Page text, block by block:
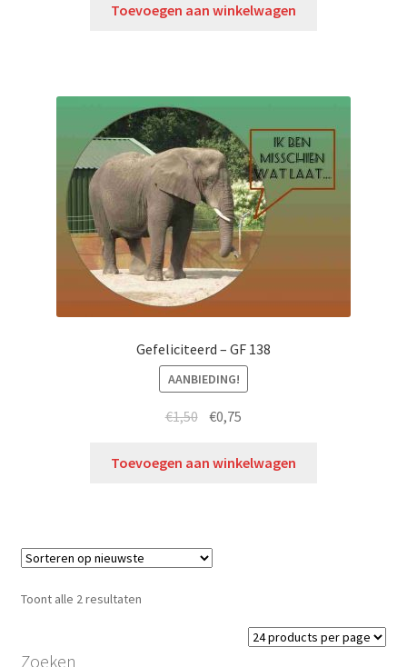
Toevoegen aan winkelwagen
Gefeliciteerd – GF 138
AANBIEDING!
€1,50 €0,75
Toevoegen aan winkelwagen
Toont alle 2 resultaten
Zoeken